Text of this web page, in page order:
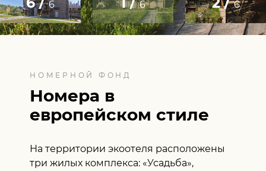
6 6 6
НОМЕРНОЙ ФОНД
Номера в
европейском стиле
На территории экоотеля расположены
три жилых комплекса: «Усадьба»,